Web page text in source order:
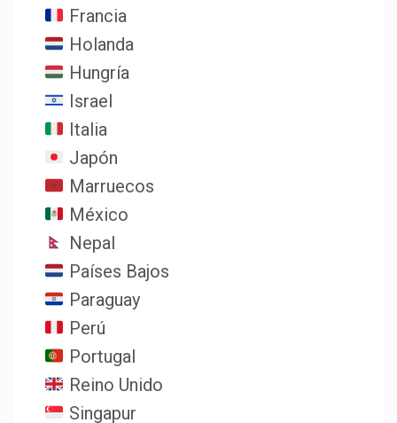
Francia
Holanda
Hungría
Israel
Italia
Japón
Marruecos
México
Nepal
Países Bajos
Paraguay
Perú
Portugal
Reino Unido
Singapur